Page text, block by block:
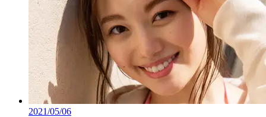
2021/05/06